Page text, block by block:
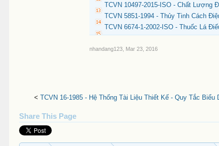
TCVN 10497-2015-ISO - Chất Lượng
TCVN 5851-1994 - Thủy Tinh Cách
TCVN 6674-1-2002-ISO - Thuốc Lá
nhandang123 Mar 23, 2016
< TCVN 16-1985 - Hệ Thống Tài Liệu Thiết Kế - Quy Tắc
Share This Page